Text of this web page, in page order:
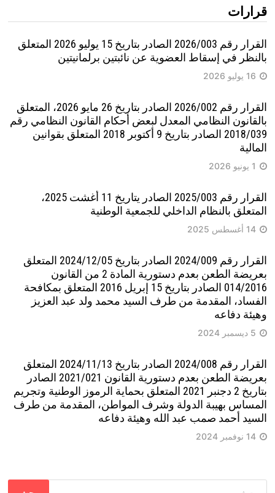
قرارات
القرار رقم 2026/003 الصادر بتاريخ 15 يوليو 2026 المتعلق
بالنظر في إسقاط العضوية عن نائبتين برلمانيتين
16 يوليو 2026
القرار رقم 2026/002 الصادر بتاريخ 26 مايو 2026، المتعلق
بالقانون النظامي المعدل لبعض أحكام القانون النظامي رقم
2018/039 الصادر بتاريخ 9 أكتوبر 2018 المتعلق بقوانين
المالية
1 يونيو 2026
القرار رقم 2025/003 الصادر يتاريخ 11 أغشت 2025،
المتعلق بالنظام الداخلي للجمعية الوطنية
14 أغسطس 2025
القرار رقم 2024/009 الصادر بتاريخ 2024/12/05 المتعلق
بعريضة الطعن بعدم دستورية المادة 2 من القانون
014/2016 الصادر بتاريخ 15 إبريل 2016 المتعلق بمكافحة
الفساد، المقدمة من طرف السيد محمد ولد عبد العزيز
وهيئة دفاعه
5 ديسمبر 2024
القرار رقم 2024/008 الصادر بتاريخ 2024/11/13 المتعلق
بعريضة الطعن بعدم دستورية القانون 2021/021 الصادر
بتاريخ 2 دجنبر 2021 المتعلق بحماية الرموز الوطنية وتجريم
المساس بهيبة الدولة وشرف المواطن، المقدمة من طرف
السيد أحمد صمب عبد الله وهيئة دفاعه
14 نوفمبر 2024